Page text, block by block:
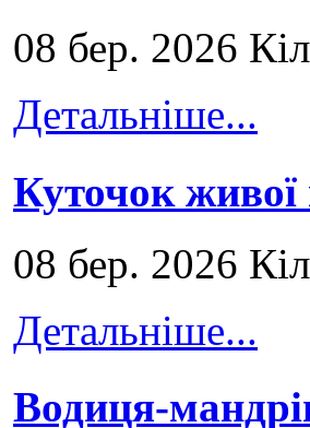
08 бер. 2026
Детальніше...
Куточок
08 бер. 2026
Детальніше...
Водиця-